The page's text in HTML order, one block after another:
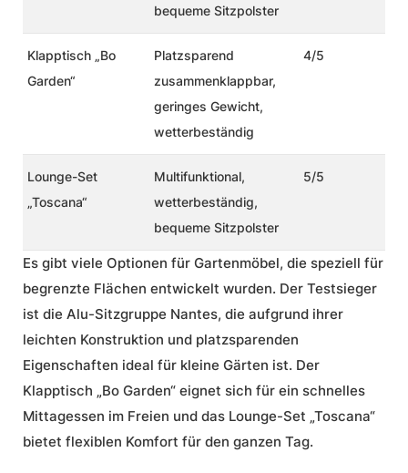
bequeme Sitzpolster
Klapptisch „Bo
Garden“
Platzsparend
zusammenklappbar,
geringes Gewicht,
wetterbeständig
4/5
Lounge-Set
„Toscana“
Multifunktional,
wetterbeständig,
bequeme Sitzpolster
5/5
Es gibt viele Optionen für Gartenmöbel, die speziell für
begrenzte Flächen entwickelt wurden. Der Testsieger
ist die Alu-Sitzgruppe Nantes, die aufgrund ihrer
leichten Konstruktion und platzsparenden
Eigenschaften ideal für kleine Gärten ist. Der
Klapptisch „Bo Garden“ eignet sich für ein schnelles
Mittagessen im Freien und das Lounge-Set „Toscana“
bietet flexiblen Komfort für den ganzen Tag.